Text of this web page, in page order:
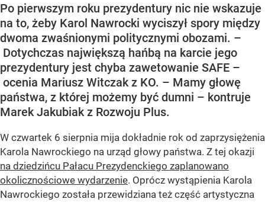
Po pierwszym roku prezydentury nic nie wskazuje
na to, żeby Karol Nawrocki wyciszył spory między
dwoma zwaśnionymi politycznymi obozami. –
Dotychczas największą hańbą na karcie jego
prezydentury jest chyba zawetowanie SAFE –
ocenia Mariusz Witczak z KO. – Mamy głowę
państwa, z której możemy być dumni – kontruje
Marek Jakubiak z Rozwoju Plus.
W czwartek 6 sierpnia mija dokładnie rok od zaprzysiężenia
Karola Nawrockiego na urząd głowy państwa. Z tej okazji
na dziedzińcu Pałacu Prezydenckiego zaplanowano
okolicznościowe wydarzenie. Oprócz wystąpienia Karola
Nawrockiego została przewidziana też część artystyczna